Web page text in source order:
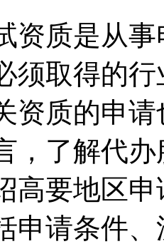
资质是从
须取得的
资质的申
，了解代
高要地区
申请条件